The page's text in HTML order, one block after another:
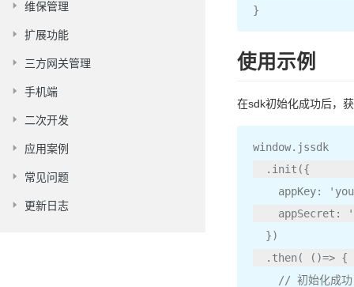
维保管理
扩展功能
三方网关管理
手机端
二次开发
应用案例
常见问题
更新日志
}
使用示例
在sdk初始化成功后，
window. jssdk
. init ({
    appKey
:
    appSecret
:
})
. then ( ()=> {
// 初始化成功